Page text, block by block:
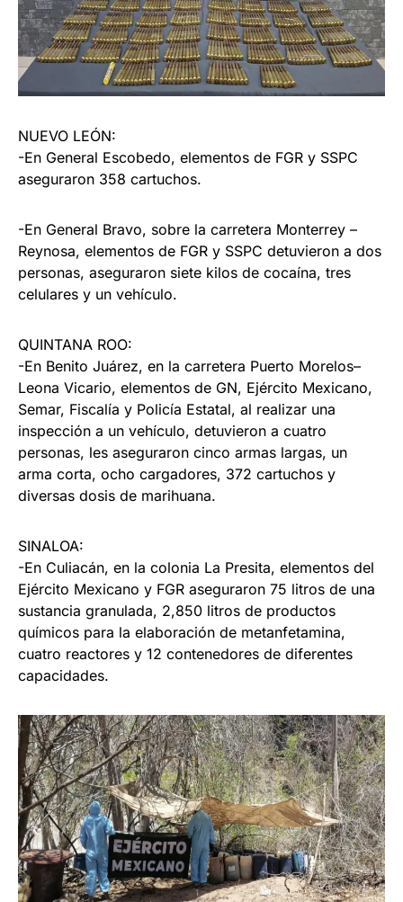
NUEVO LEÓN:
-En General Escobedo, elementos de FGR y SSPC
aseguraron 358 cartuchos.
-En General Bravo, sobre la carretera Monterrey –
Reynosa, elementos de FGR y SSPC detuvieron a dos
personas, aseguraron siete kilos de cocaína, tres
celulares y un vehículo.
QUINTANA ROO:
-En Benito Juárez, en la carretera Puerto Morelos–
Leona Vicario, elementos de GN, Ejército Mexicano,
Semar, Fiscalía y Policía Estatal, al realizar una
inspección a un vehículo, detuvieron a cuatro
personas, les aseguraron cinco armas largas, un
arma corta, ocho cargadores, 372 cartuchos y
diversas dosis de marihuana.
SINALOA:
-En Culiacán, en la colonia La Presita, elementos del
Ejército Mexicano y FGR aseguraron 75 litros de una
sustancia granulada, 2,850 litros de productos
químicos para la elaboración de metanfetamina,
cuatro reactores y 12 contenedores de diferentes
capacidades.